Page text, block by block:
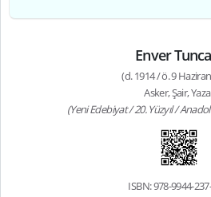
Enver
(d. 1914 / ö. 9
Asker, Şair,
(Yeni Edebiyat / 20. Yüzyıl /
ISBN: 978-9944-